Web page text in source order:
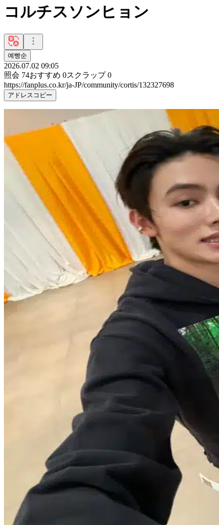
コルチスソンヒョン
예빵순
2026.07.02 09:05
照会 74おすすめ 0スクラップ 0
https://fanplus.co.kr/ja-JP/community/cortis/132327698
アドレスコピー